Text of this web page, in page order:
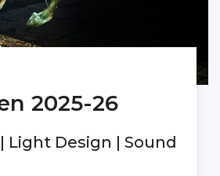
2025-26
Light Design | Sound